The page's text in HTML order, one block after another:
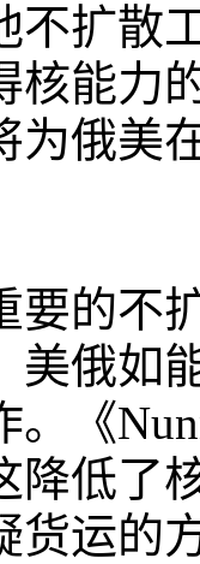
不扩散
核能力
为俄美
要的不
美俄如
。《
降低了
货运的